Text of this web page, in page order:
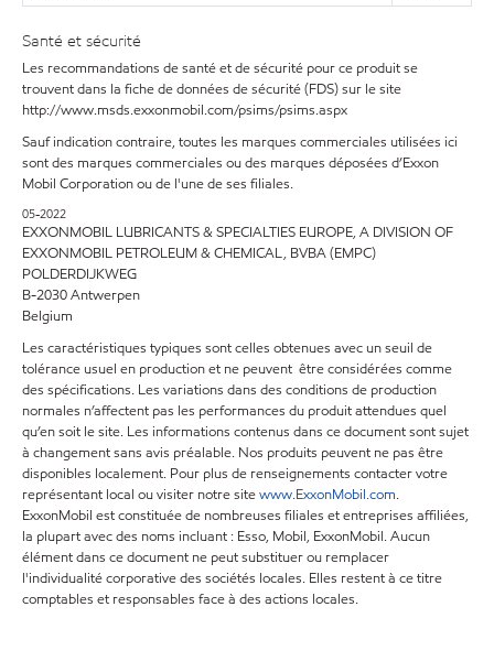
Santé et sécurité
Les recommandations de santé et de sécurité pour ce produit se
trouvent dans la fiche de données de sécurité (FDS) sur le site
http://www.msds.exxonmobil.com/psims/psims.aspx
Sauf indication contraire, toutes les marques commerciales utilisées ici
sont des marques commerciales ou des marques déposées d’Exxon
Mobil Corporation ou de l'une de ses filiales.
05-2022
EXXONMOBIL LUBRICANTS & SPECIALTIES EUROPE, A DIVISION OF
EXXONMOBIL PETROLEUM & CHEMICAL, BVBA (EMPC)
POLDERDIJKWEG
B-2030 Antwerpen
Belgium
Les caractéristiques typiques sont celles obtenues avec un seuil de
tolérance usuel en production et ne peuvent être considérées comme
des spécifications. Les variations dans des conditions de production
normales n’affectent pas les performances du produit attendues quel
qu’en soit le site. Les informations contenus dans ce document sont sujet
à changement sans avis préalable. Nos produits peuvent ne pas être
disponibles localement. Pour plus de renseignements contacter votre
représentant local ou visiter notre sitewww.ExxonMobil.com.
ExxonMobil est constituée de nombreuses filiales et entreprises affiliées,
la plupart avec des noms incluant : Esso, Mobil, ExxonMobil. Aucun
élément dans ce document ne peut substituer ou remplacer
l'individualité corporative des sociétés locales. Elles restent à ce titre
comptables et responsables face à des actions locales.